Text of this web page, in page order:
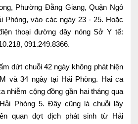
TRA CỨU HỒ SƠ
Phường Đằng Giang, Quận Ngô
Phòng, vào các ngày 23 - 25. Hoặc
thoại đường dây nóng Sở Y tế:
091.249.8366.
dứt chuỗi 42 ngày không phát hiện
và 34 ngày tại Hải Phòng. Hai ca
nhiễm cộng đồng gần hai tháng qua
Phòng 5. Đây cũng là chuỗi lây
quan đợt dịch phát sinh từ Hải